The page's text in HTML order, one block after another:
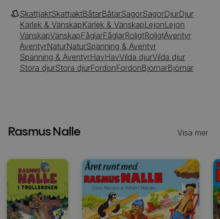
SkattjaktSkattjaktBåtarBåtarSagorSagorDjurDjur
Kärlek & VänskapKärlek & VänskapLejonLejon
VänskapVänskapFåglarFåglarRoligtRoligtÄventyr
ÄventyrNaturNaturSpänning & Äventyr
Spänning & ÄventyrHavHavVilda djurVilda djur
Stora djurStora djurFordonFordonBjörnarBjörnar
Rasmus Nalle Visa mer